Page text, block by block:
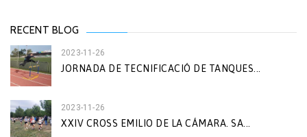
RECENT BLOG
2023-11-26
JORNADA DE TECNIFICACIÓ DE TANQUES...
2023-11-26
XXIV CROSS EMILIO DE LA CÁMARA. SA...